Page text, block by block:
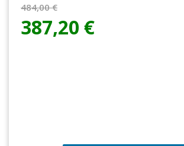
484,00 €
387,20 €